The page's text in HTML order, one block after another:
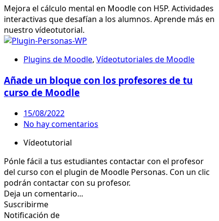
Mejora el cálculo mental en Moodle con H5P. Actividades
interactivas que desafían a los alumnos. Aprende más en
nuestro vídeotutorial.
Plugins de Moodle, Vídeotutoriales de Moodle
Añade un bloque con los profesores de tu
curso de Moodle
15/08/2022
No hay comentarios
Vídeotutorial
Pónle fácil a tus estudiantes contactar con el profesor
del curso con el plugin de Moodle Personas. Con un clic
podrán contactar con su profesor.
Deja un comentario...
Suscribirme
Notificación de